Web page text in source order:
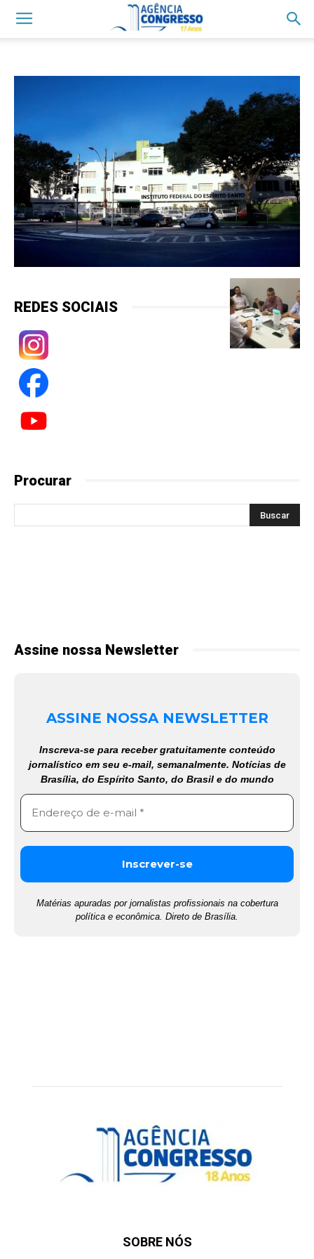
REDES SOCIAIS
Procurar
Assine nossa Newsletter
ASSINE NOSSA NEWSLETTER
Inscreva-se para receber gratuitamente conteúdo
jornalístico em seu e-mail, semanalmente. Notícias de
Brasília, do Espírito Santo, do Brasil e do mundo
Matérias apuradas por jornalistas profissionais na cobertura
política e econômica. Direto de Brasília.
SOBRE NÓS